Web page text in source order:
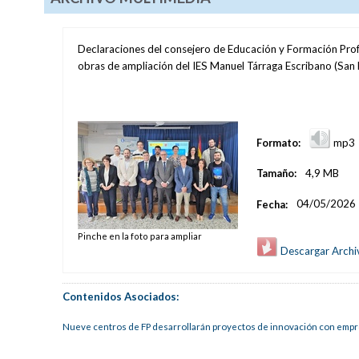
Declaraciones del consejero de Educación y Formación
obras de ampliación del IES Manuel Tárraga Escribano
Pinche en la foto para ampliar
Formato: mp3
Tamaño: 4,9 MB
Fecha: 04/05/2026
Descargar
Contenidos Asociados:
Nueve centros de FP desarrollarán proyectos de innovación con